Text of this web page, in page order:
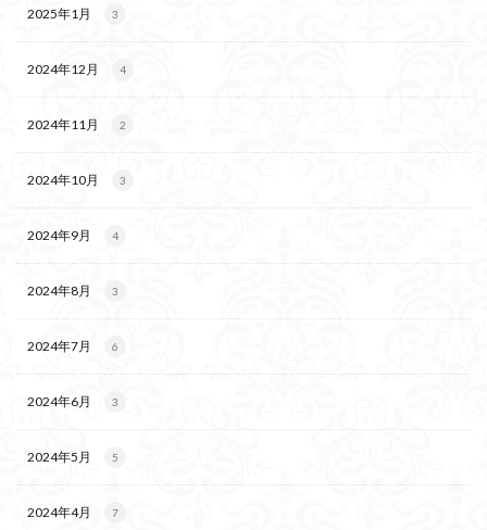
2025年1月 3
2024年12月 4
2024年11月 2
2024年10月 3
2024年9月 4
2024年8月 3
2024年7月 6
2024年6月 3
2024年5月 5
2024年4月 7